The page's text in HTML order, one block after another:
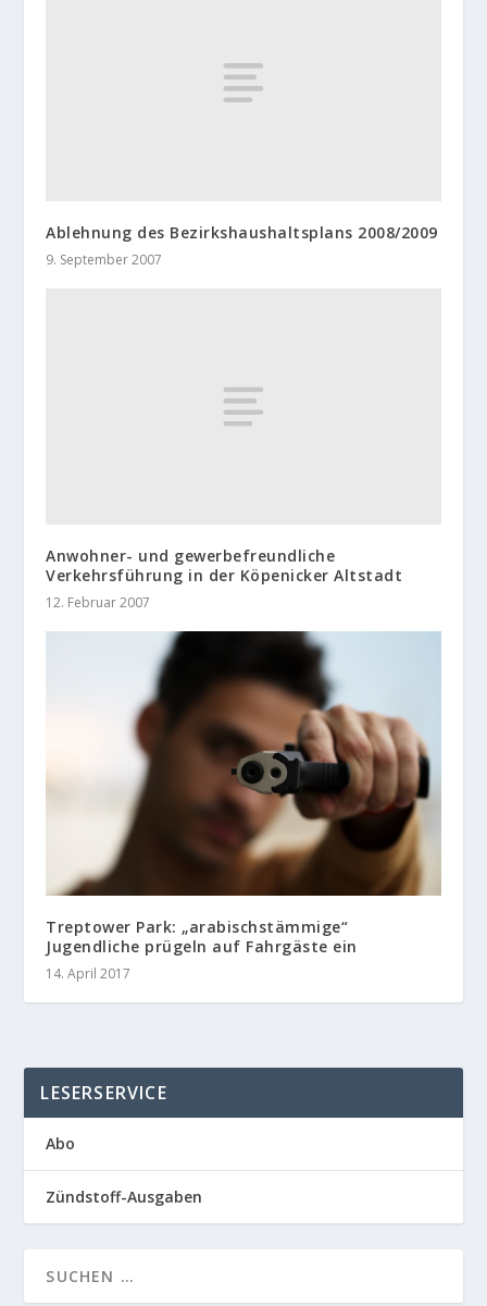
Ablehnung des Bezirkshaushaltsplans 2008/2009
9. September 2007
Anwohner- und gewerbefreundliche
Verkehrsführung in der Köpenicker Altstadt
12. Februar 2007
Treptower Park: „arabischstämmige“
Jugendliche prügeln auf Fahrgäste ein
14. April 2017
LESERSERVICE
Abo
Zündstoff-Ausgaben